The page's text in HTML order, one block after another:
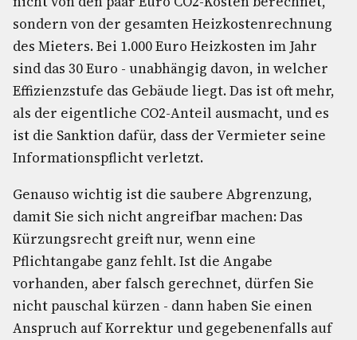
sondern von der gesamten Heizkostenrechnung
des Mieters. Bei 1.000 Euro Heizkosten im Jahr
sind das 30 Euro - unabhängig davon, in welcher
Effizienzstufe das Gebäude liegt. Das ist oft mehr,
als der eigentliche CO2-Anteil ausmacht, und es
ist die Sanktion dafür, dass der Vermieter seine
Informationspflicht verletzt.
Genauso wichtig ist die saubere Abgrenzung,
damit Sie sich nicht angreifbar machen: Das
Kürzungsrecht greift nur, wenn eine
Pflichtangabe ganz fehlt. Ist die Angabe
vorhanden, aber falsch gerechnet, dürfen Sie
nicht pauschal kürzen - dann haben Sie einen
Anspruch auf Korrektur und gegebenenfalls auf